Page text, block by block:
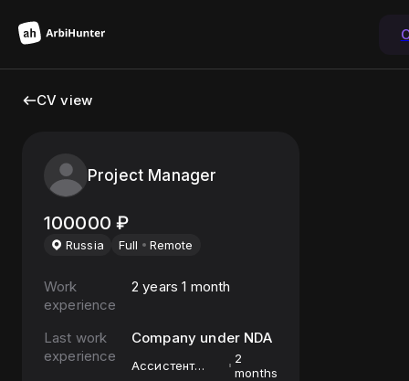
CV view
Project Manager
100000 ₽
Russia Full Remote
Work
experience
2 years 1 month
Last work
experience
Company under NDA
Ассистент
2
months